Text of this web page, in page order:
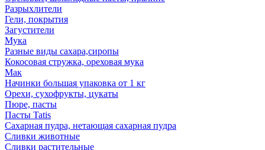
Разрыхлители
Гели, покрытия
Загустители
Мука
Разные виды сахара,сиропы
Кокосовая стружка, ореховая мука
Мак
Начинки большая упаковка от 1 кг
Орехи, сухофрукты, цукаты
Пюре, пасты
Пасты Tatis
Сахарная пудра, нетающая сахарная пудра
Сливки животные
Сливки растительные